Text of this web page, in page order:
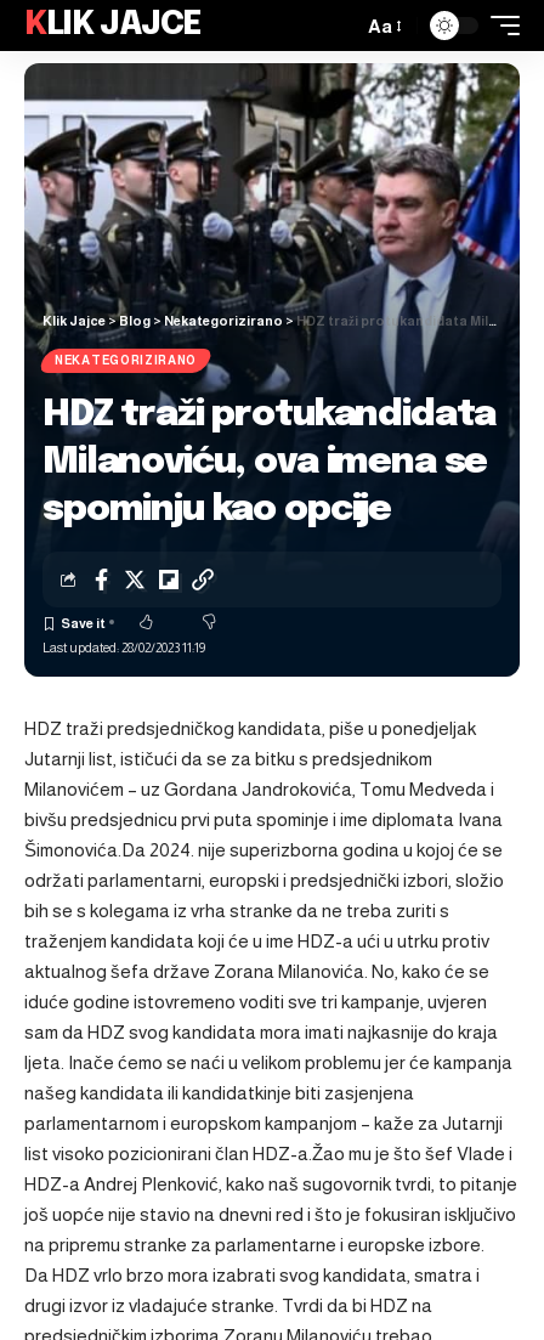
KLIK JAJCE Aa
Klik Jajce>Blog > Nekategorizirano >HDZ traži protukandidata Milanoviću, ova imena se spominju kao opcije
NEKATEGORIZIRANO
HDZ traži protukandidata
Milanoviću, ova imena se
spominju kao opcije
Last updated: 28/02/2023 11:19
HDZ traži predsjedničkog kandidata, piše u ponedjeljak
Jutarnji list, ističući da se za bitku s predsjednikom
Milanovićem – uz Gordana Jandrokovića, Tomu Medveda i
bivšu predsjednicu prvi puta spominje i ime diplomata Ivana
Šimonovića.Da 2024. nije superizborna godina u kojoj će se
održati parlamentarni, europski i predsjednički izbori, složio
bih se s kolegama iz vrha stranke da ne treba zuriti s
traženjem kandidata koji će u ime HDZ-a ući u utrku protiv
aktualnog šefa države Zorana Milanovića. No, kako će se
iduće godine istovremeno voditi sve tri kampanje, uvjeren
sam da HDZ svog kandidata mora imati najkasnije do kraja
ljeta. Inače ćemo se naći u velikom problemu jer će kampanja
našeg kandidata ili kandidatkinje biti zasjenjena
parlamentarnom i europskom kampanjom – kaže za Jutarnji
list visoko pozicionirani član HDZ-a.Žao mu je što šef Vlade i
HDZ-a Andrej Plenković, kako naš sugovornik tvrdi, to pitanje
još uopće nije stavio na dnevni red i što je fokusiran isključivo
na pripremu stranke za parlamentarne i europske izbore.
Da HDZ vrlo brzo mora izabrati svog kandidata, smatra i
drugi izvor iz vladajuće stranke. Tvrdi da bi HDZ na
predsjedničkim izborima Zoranu Milanoviću trebao